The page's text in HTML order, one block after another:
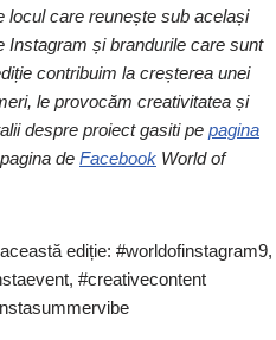
locul care reunește sub același
Instagram și brandurile care sunt
contribuim la creșterea unei
le provocăm creativitatea și
despre proiect gasiti pe pagina
de Facebook World of
ediție: #worldofinstagram9,
#creativecontent